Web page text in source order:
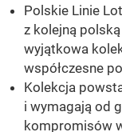
Polskie Linie
z kolejną
wyjątkowa
współczesne
Kolekcja
i wymagają od
kompromisów